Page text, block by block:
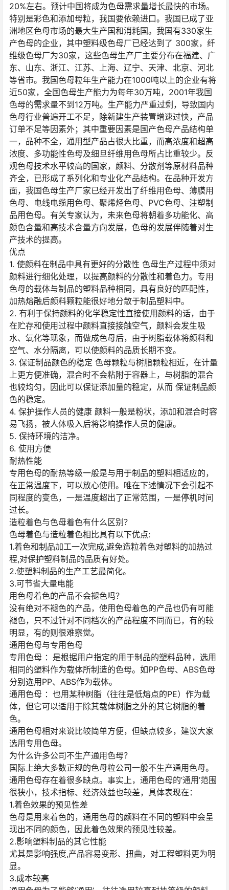
20%左右。预计中国将成为色母需求量增长最快的市场。
特别是彩色和添加母粒，我国要依赖进口。我国已成了亚
洲地区色母市场的最大生产国和消耗国。我国有330家生
产色母的企业，其中塑料级色母厂已经达到了 300家，纤
维级色母厂为30家，这些色母生产厂主要分布在福建、广
东、山东、浙江、江苏、上海、辽宁、天津、北京、河北
等省市。我国色母粒年生产能力在1000吨以上的企业有将
近50家，全国色母生产能力为每年30万吨，2001年我国
色母的需求量不到12万吨。生产能力严重过剩，导致国内
色母行业普遍开工不足，除新建生产装置增速过快，产品
订单不足等因素外；其中重要因素是国产色母产品结构单
一，品种不全，通用型产品占很大比重，而高浓度和超高
浓度、多功能性色母及细旦纤维用色母所占比重较少。反
观色母技术水平较高的国家，颜料、分散剂等原材料品种
齐全，已形成了系列化和专业化产品结构。在品种开发方
面，我国色母生产厂家已经开发出了纤维用色母、薄膜用
色母、电线电缆用色母、聚烯烃色母、PVC色母、注塑制
品用色母。有关专家认为，未来色母将朝着多功能化、高
颜色含量和高技术含量方向发展，色母的发展伴随着对生
产技术的提高。
优点
1. 使颜料在制品中具有更好的分散性 色母生产过程中须对
颜料进行细化处理，以提高颜料的分散性和着色力。专用
色母的载体与制品的塑料品种相同，具有良好的匹配性，
加热熔融后颜料颗粒能很好地分散于制品塑料中。
2. 有利于保持颜料的化学稳定性直接使用颜料的话，由于
在贮存和使用过程中颜料直接接触空气，颜料会发生吸
水、氧化等现象，而做成色母后，由于树脂载体将颜料和
空气、水分隔离，可以使颜料的品质长期不变。
3. 保证制品颜色的稳定 色母颗粒与树脂颗粒相近，在计量
上更方便准确，混合时不会粘附于容器上，与树脂的混合
也较均匀，因此可以保证添加量的稳定，从而 保证制品颜
色的稳定。
4. 保护操作人员的健康 颜料一般是粉状，添加和混合时容
易飞扬，被人体吸入后将影响操作人员的健康。
5. 保持环境的洁净。
6. 使用方便
耐热性能
专用色母的耐热等级一般是与用于制品的塑料相适应的，
在正常温度下，可以放心使用。唯在下述情况下会引起不
同程度的变色，一是温度超出了正常范围，一是停机时间
过长。
造粒着色与色母着色有什么区别？
色母着色与造粒着色相比具有以下优点:
1.着色和制品加工一次完成,避免造粒着色对塑料的加热过
程,对保护塑料制品的品质有好处。
2.使塑料制品的生产工艺最简化。
3.可节省大量电能
用色母着色的产品不会褪色吗？
没有绝对不褪色的产品，使用色母着色的产品也仍有可能
褪色，只不过针对不同档次的产品程度不同而已，有的较
明显，有的则很难察觉。
通用色母与专用色母
专用色母 ：是根据用户指定的用于制品的塑料品种，选用
相同的塑料作为载体所制造的色母。如PP色母、ABS色母
分别选用PP、ABS作为载体。
通用色母 ：也用某种树脂（往往是低熔点的PE）作为载
体，但它可以适用于除其载体树脂之外的其它树脂的着
色。
通用色母相对来说比较简单方便，但缺点较多，建议大家
选用专用色母。
为什么许多公司不生产通用色母？
国际上绝大多数正规的色母粒公司一般不生产通用色母。
通用色母存在着很多缺点。事实上，通用色母的’通用’范围
很狭小，技术指标、经济效益也较差，具体表现在：
1.着色效果的预见性差
色母是用来着色的，通用色母的颜料在不同的塑料中会呈
现出不同的颜色，因此着色效果的预见性较差。
2.影响塑料制品的其它性能
尤其是影响强度,产品容易变形、扭曲，对工程塑料更为明
显。
3.成本较高